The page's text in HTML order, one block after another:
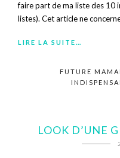
faire part de ma liste des 10
listes). Cet article ne
LIRE LA SUITE…
FUTURE
LOOK D’UNE